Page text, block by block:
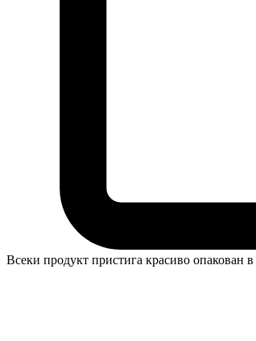
Всеки продукт пристига красиво опакован в